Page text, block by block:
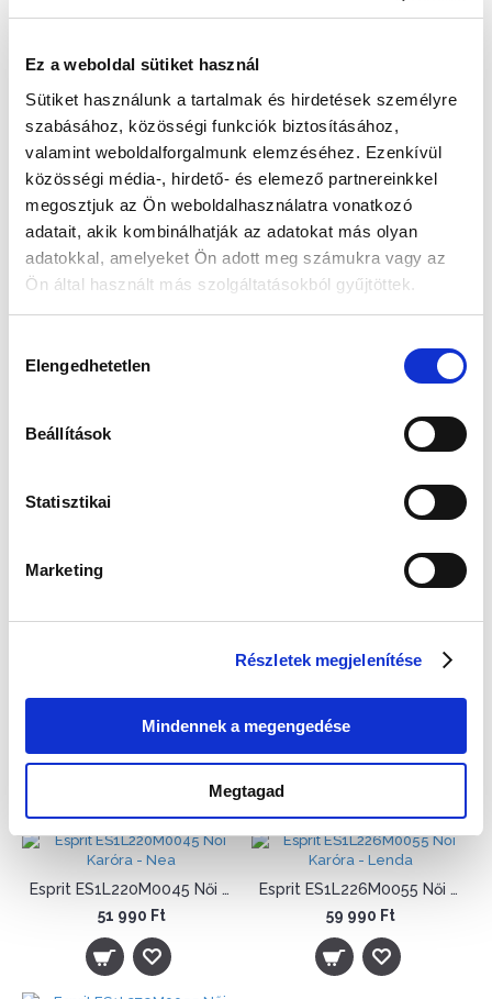
Ez a weboldal sütiket használ
Sütiket használunk a tartalmak és hirdetések személyre
szabásához, közösségi funkciók biztosításához,
valamint weboldalforgalmunk elemzéséhez. Ezenkívül
közösségi média-, hirdető- és elemező partnereinkkel
megosztjuk az Ön weboldalhasználatra vonatkozó
adatait, akik kombinálhatják az adatokat más olyan
adatokkal, amelyeket Ön adott meg számukra vagy az
Ön által használt más szolgáltatásokból gyűjtöttek.
kiválasztása
Elengedhetetlen
Beállítások
Statisztikai
Marketing
Részletek megjelenítése
Mindennek a megengedése
Megtagad
55 990 Ft
Esprit ES1L196M0065 Női Karóra - Carlin
Esprit ES1L197M1025 Női Karóra - Daphne
47 990 Ft
48 990 Ft
Esprit ES1L220M0045 Női Karóra - Nea
51 990 Ft
Esprit ES1L226M0055 Női Karóra - Lenda
59 990 Ft